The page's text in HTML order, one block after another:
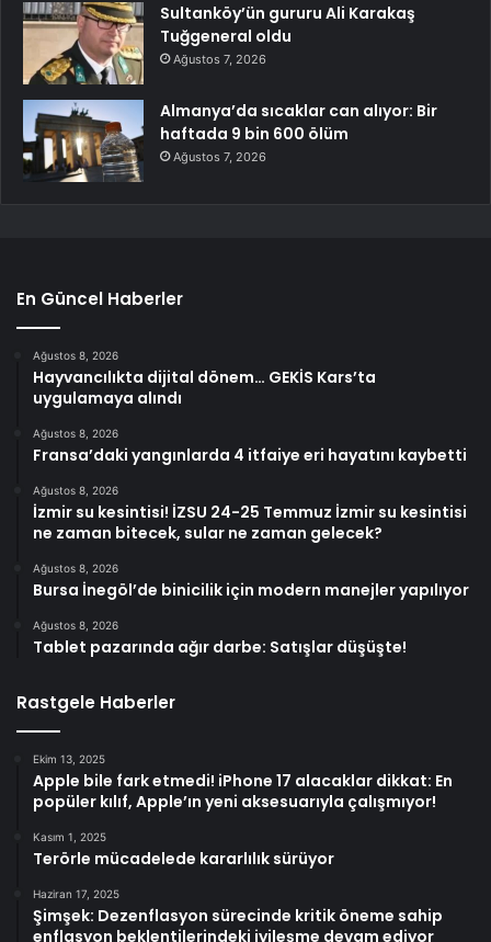
Sultanköy’ün gururu Ali Karakaş
Tuğgeneral oldu
Ağustos 7, 2026
Almanya’da sıcaklar can alıyor: Bir
haftada 9 bin 600 ölüm
Ağustos 7, 2026
En Güncel Haberler
Ağustos 8, 2026
Hayvancılıkta dijital dönem… GEKİS Kars’ta
uygulamaya alındı
Ağustos 8, 2026
Fransa’daki yangınlarda 4 itfaiye eri hayatını kaybetti
Ağustos 8, 2026
İzmir su kesintisi! İZSU 24-25 Temmuz İzmir su kesintisi
ne zaman bitecek, sular ne zaman gelecek?
Ağustos 8, 2026
Bursa İnegöl’de binicilik için modern manejler yapılıyor
Ağustos 8, 2026
Tablet pazarında ağır darbe: Satışlar düşüşte!
Rastgele Haberler
Ekim 13, 2025
Apple bile fark etmedi! iPhone 17 alacaklar dikkat: En
popüler kılıf, Apple’ın yeni aksesuarıyla çalışmıyor!
Kasım 1, 2025
Terörle mücadelede kararlılık sürüyor
Haziran 17, 2025
Şimşek: Dezenflasyon sürecinde kritik öneme sahip
enflasyon beklentilerindeki iyileşme devam ediyor